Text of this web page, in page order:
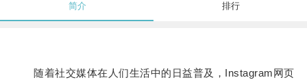
简介 排行
随着社交媒体在人们生活中的日益普及，Instagram网页